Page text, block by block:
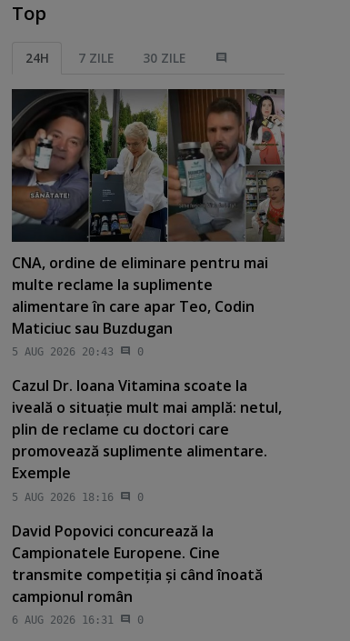
Top
24H 7 ZILE 30 ZILE
CNA, ordine de eliminare pentru mai
multe reclame la suplimente
alimentare în care apar Teo, Codin
Maticiuc sau Buzdugan
5 AUG 2026 20:43 0
Cazul Dr. Ioana Vitamina scoate la
iveală o situaţie mult mai amplă: netul,
plin de reclame cu doctori care
promovează suplimente alimentare.
Exemple
5 AUG 2026 18:16 0
David Popovici concurează la
Campionatele Europene. Cine
transmite competiţia şi când înoată
campionul român
6 AUG 2026 16:31 0